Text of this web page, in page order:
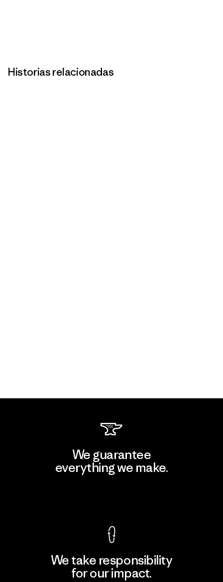
Historias relacionadas
We guarantee
everything we make.
We take responsibility
for our impact.